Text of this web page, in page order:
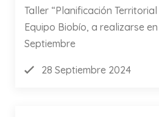
Taller “Planificación
Equipo Biobío, a realizarse
Septiembre
28 Septiembre 2024